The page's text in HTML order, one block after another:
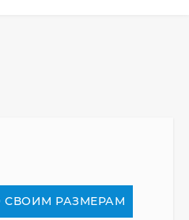
СВОИМ РАЗМЕРАМ